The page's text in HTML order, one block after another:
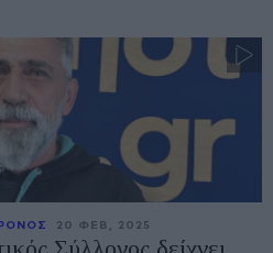
20 ΦΕΒ, 2025